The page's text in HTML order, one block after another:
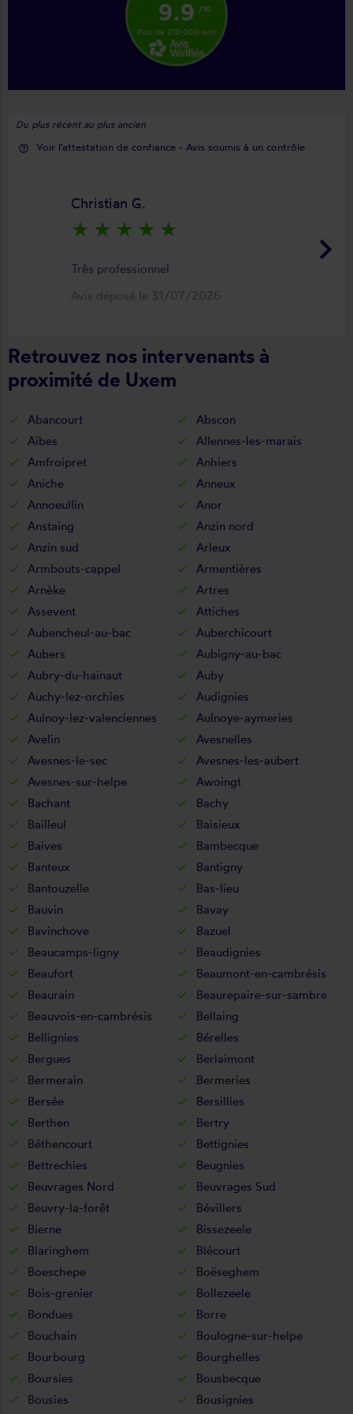
9.9 /10
Plus de 210 000 avis
Du plus récent au plus ancien
help_outline Voir l'attestation de confiance - Avis soumis à un contrôle
keyboard_arrow_right
Christian G.
star_rate star_rate star_rate star_rate star_rate
Très professionnel
Avis déposé le 31/07/2026
Retrouvez nos intervenants à
proximité de Uxem
Abancourt
Abscon
Aibes
Allennes-les-marais
Amfroipret
Anhiers
Aniche
Anneux
Annoeullin
Anor
Anstaing
Anzin nord
Anzin sud
Arleux
Armbouts-cappel
Armentières
Arnèke
Artres
Assevent
Attiches
Aubencheul-au-bac
Auberchicourt
Aubers
Aubigny-au-bac
Aubry-du-hainaut
Auby
Auchy-lez-orchies
Audignies
Aulnoy-lez-valenciennes
Aulnoye-aymeries
Avelin
Avesnelles
Avesnes-le-sec
Avesnes-les-aubert
Avesnes-sur-helpe
Awoingt
Bachant
Bachy
Bailleul
Baisieux
Baives
Bambecque
Banteux
Bantigny
Bantouzelle
Bas-lieu
Bauvin
Bavay
Bavinchove
Bazuel
Beaucamps-ligny
Beaudignies
Beaufort
Beaumont-en-cambrésis
Beaurain
Beaurepaire-sur-sambre
Beauvois-en-cambrésis
Bellaing
Bellignies
Bérelles
Bergues
Berlaimont
Bermerain
Bermeries
Bersée
Bersillies
Berthen
Bertry
Béthencourt
Bettignies
Bettrechies
Beugnies
Beuvrages Nord
Beuvrages Sud
Beuvry-la-forêt
Bévillers
Bierne
Bissezeele
Blaringhem
Blécourt
Boeschepe
Boëseghem
Bois-grenier
Bollezeele
Bondues
Borre
Bouchain
Boulogne-sur-helpe
Bourbourg
Bourghelles
Boursies
Bousbecque
Bousies
Bousignies